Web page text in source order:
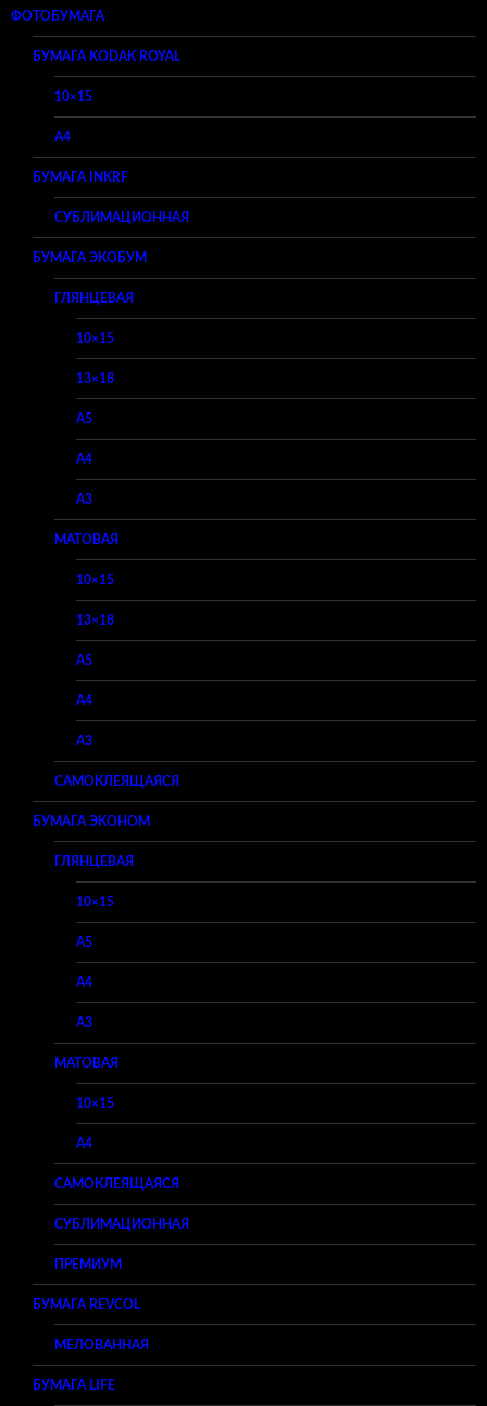
ФОТОБУМАГА
БУМАГА KODAK ROYAL
10×15
A4
БУМАГА INKRF
СУБЛИМАЦИОННАЯ
БУМАГА ЭКОБУМ
ГЛЯНЦЕВАЯ
10×15
13×18
A5
A4
A3
МАТОВАЯ
10×15
13×18
A5
A4
A3
САМОКЛЕЯЩАЯСЯ
БУМАГА ЭКОНОМ
ГЛЯНЦЕВАЯ
10×15
A5
A4
A3
МАТОВАЯ
10×15
A4
САМОКЛЕЯЩАЯСЯ
СУБЛИМАЦИОННАЯ
ПРЕМИУМ
БУМАГА REVCOL
МЕЛОВАННАЯ
БУМАГА LIFE